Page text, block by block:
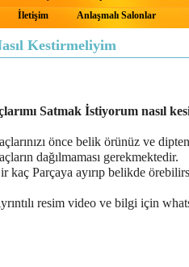
İletişim
Anlaşmalı Salonlar
Kestirmeliyim
Satmak İstiyorum nasıl
önce belik örünüz ve
dağılmaması gerekmektedir.
kaç Parçaya ayırıp belikde
resim video ve bilgi için